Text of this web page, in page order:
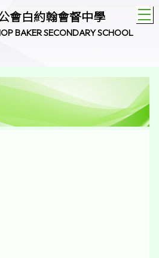
會白約翰會督中學
BAKER SECONDARY SCHOOL